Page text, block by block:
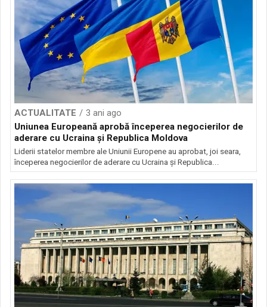
ACTUALITATE
3 ani ago
Uniunea Europeană aprobă începerea negocierilor de
aderare cu Ucraina și Republica Moldova
Liderii statelor membre ale Uniunii Europene au aprobat, joi seara,
începerea negocierilor de aderare cu Ucraina și Republica...